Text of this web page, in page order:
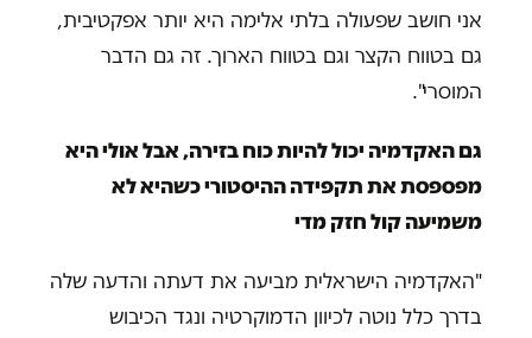
אני חושב שפעולה בלתי אלימה היא יותר אפקטיבית,
גם בטווח הקצר וגם בטווח הארוך. זה גם הדבר
המוסרי".
גם האקדמיה יכול להיות כוח בזירה, אבל אולי היא
מפספסת את תקפידה ההיסטורי כשהיא לא
משמיעה קול חזק מדי
"האקדמיה הישראלית מביעה את דעתה והדעה שלה
בדרך כלל נוטה לכיוון הדמוקרטיה ונגד הכיבוש